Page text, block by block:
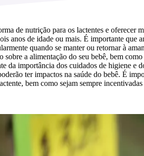
de nutrição para os lactentes e oferecer
anos de idade ou mais. É importante que
quando se manter ou retornar à
sobre a alimentação do seu bebê, bem
da importância dos cuidados de higiene e
ter impactos na saúde do bebê. É
bem como sejam sempre